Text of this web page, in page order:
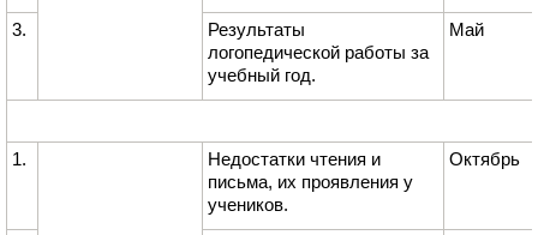
3.
Результаты
логопедической работы за
учебный год.
Май
1.
Недостатки чтения и
письма, их проявления у
учеников.
Октябрь